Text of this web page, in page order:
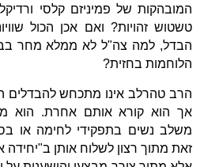
המובהקות של פמיניזם קלסי
טשטוש זהויות? ואם אכן הכול
הבדל, למה צה"ל לא ממלא מחר
הלוחמות בחזית?
הרב טהרלב אינו מתכחש להבדלים
אך הוא קורא אותם אחרת. הוא
משלב נשים בתפקידי לחימה או
זאת מתוך רצון לשלוח אותן